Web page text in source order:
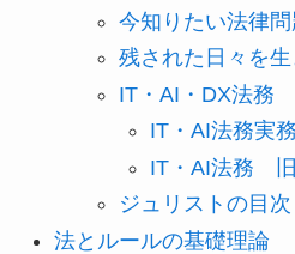
今知りたい法律問
残された日々を
IT・AI・DX法務
IT・AI法務実
IT・AI法務 旧
ジュリストの目
法とルールの基礎理論